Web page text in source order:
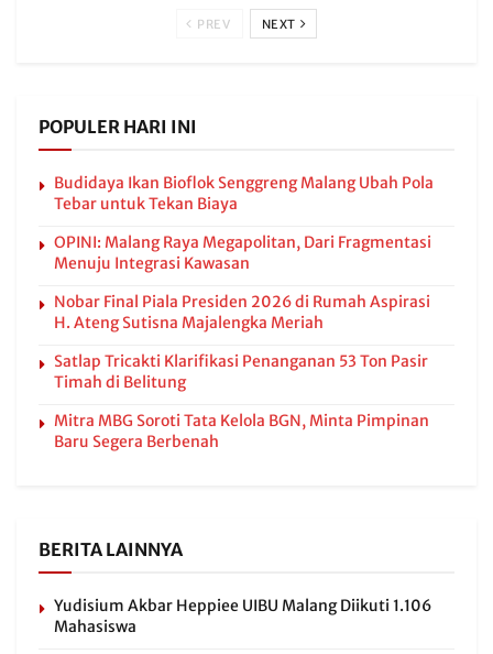
PREV NEXT
POPULER HARI INI
Budidaya Ikan Bioflok Senggreng Malang Ubah Pola
Tebar untuk Tekan Biaya
OPINI: Malang Raya Megapolitan, Dari Fragmentasi
Menuju Integrasi Kawasan
Nobar Final Piala Presiden 2026 di Rumah Aspirasi
H. Ateng Sutisna Majalengka Meriah
Satlap Tricakti Klarifikasi Penanganan 53 Ton Pasir
Timah di Belitung
Mitra MBG Soroti Tata Kelola BGN, Minta Pimpinan
Baru Segera Berbenah
BERITA LAINNYA
Yudisium Akbar Heppiee UIBU Malang Diikuti 1.106
Mahasiswa